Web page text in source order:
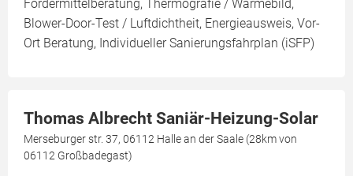
Fördermittelberatung, Thermografie / Wärmebild,
Blower-Door-Test / Luftdichtheit, Energieausweis, Vor-
Ort Beratung, Individueller Sanierungsfahrplan (iSFP)
Thomas Albrecht Saniär-Heizung-Solar
Merseburger str. 37, 06112 Halle an der Saale (28km von
06112 Großbadegast)